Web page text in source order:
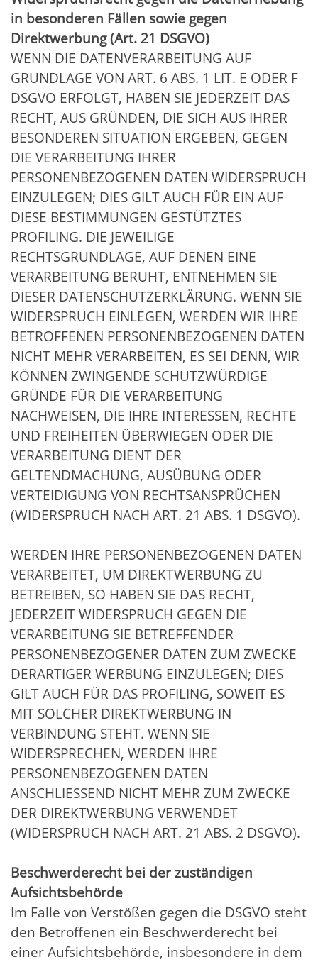
in besonderen Fällen sowie gegen
Direktwerbung (Art. 21 DSGVO)
WENN DIE DATENVERARBEITUNG AUF
GRUNDLAGE VON ART. 6 ABS. 1 LIT. E ODER F
DSGVO ERFOLGT, HABEN SIE JEDERZEIT DAS
RECHT, AUS GRÜNDEN, DIE SICH AUS IHRER
BESONDEREN SITUATION ERGEBEN, GEGEN
DIE VERARBEITUNG IHRER
PERSONENBEZOGENEN DATEN WIDERSPRUCH
EINZULEGEN; DIES GILT AUCH FÜR EIN AUF
DIESE BESTIMMUNGEN GESTÜTZTES
PROFILING. DIE JEWEILIGE
RECHTSGRUNDLAGE, AUF DENEN EINE
VERARBEITUNG BERUHT, ENTNEHMEN SIE
DIESER DATENSCHUTZERKLÄRUNG. WENN SIE
WIDERSPRUCH EINLEGEN, WERDEN WIR IHRE
BETROFFENEN PERSONENBEZOGENEN DATEN
NICHT MEHR VERARBEITEN, ES SEI DENN, WIR
KÖNNEN ZWINGENDE SCHUTZWÜRDIGE
GRÜNDE FÜR DIE VERARBEITUNG
NACHWEISEN, DIE IHRE INTERESSEN, RECHTE
UND FREIHEITEN ÜBERWIEGEN ODER DIE
VERARBEITUNG DIENT DER
GELTENDMACHUNG, AUSÜBUNG ODER
VERTEIDIGUNG VON RECHTSANSPRÜCHEN
(WIDERSPRUCH NACH ART. 21 ABS. 1 DSGVO).
WERDEN IHRE PERSONENBEZOGENEN DATEN
VERARBEITET, UM DIREKTWERBUNG ZU
BETREIBEN, SO HABEN SIE DAS RECHT,
JEDERZEIT WIDERSPRUCH GEGEN DIE
VERARBEITUNG SIE BETREFFENDER
PERSONENBEZOGENER DATEN ZUM ZWECKE
DERARTIGER WERBUNG EINZULEGEN; DIES
GILT AUCH FÜR DAS PROFILING, SOWEIT ES
MIT SOLCHER DIREKTWERBUNG IN
VERBINDUNG STEHT. WENN SIE
WIDERSPRECHEN, WERDEN IHRE
PERSONENBEZOGENEN DATEN
ANSCHLIESSEND NICHT MEHR ZUM ZWECKE
DER DIREKTWERBUNG VERWENDET
(WIDERSPRUCH NACH ART. 21 ABS. 2 DSGVO).
Beschwerde­recht bei der zuständigen
Aufsichts­behörde
Im Falle von Verstößen gegen die DSGVO steht
den Betroffenen ein Beschwerderecht bei
einer Aufsichtsbehörde, insbesondere in dem